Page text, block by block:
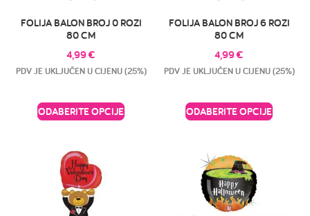
FOLIJA BALON BROJ 0 ROZI
80 CM
4,99€
PDV JE UKLJUČEN U CIJENU (25%)
ODABERITE OPCIJE
FOLIJA BALON BROJ 6 ROZI
80 CM
4,99€
PDV JE UKLJUČEN U CIJENU (25%)
ODABERITE OPCIJE